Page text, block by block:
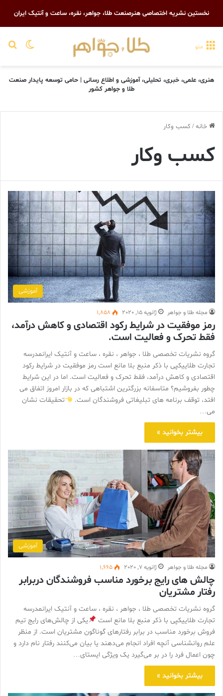
نخستین نشریه اختصاصی هنرصنعت طلا، جواهر، نقره، ساعت و آنتیک ایران
تغییر منو
هنری، علمی، خبری، تحلیلی، آموزشی و اطلاع رسانی | حامی توسعه پایدار صنعت
طلا و جواهر کشور
خانه/ کسب وکار
کسب وکار
آموزشی
مجله طلا و جواهر ژانویه 15, 2020 1,858
رمز موفقیت در شرایط رکود اقتصادی و کاهش درآمد،
فقط تحرک و فعالیت است.
گروه نشریات تخصصی طلا ، جواهر ، نقره ، ساعت و آنتیک ایرانمدرسه
تجارت طلاییکپی با ذکر منبع بلا مانع است رمز موفقیت در شرایط رکود
اقتصادی و کاهش درآمد، فقط تحرک و فعالیت است. اما در این شرایط
چطور بفروشیم؟ متاسفانه بزرگترین اشتباهی که در بازار امروز اتفاق می
افتد، توقف برنامه های تبلیغاتی فروشندگان است.
تحقیقات نشان
می…
بیشتر بخوانید »
آموزشی
مجله طلا و جواهر ژانویه 7, 2020 1,665
چالش های رایج برخورد مناسب فروشندگان دربرابر
رفتار مشتریان
گروه نشریات تخصصی طلا ، جواهر ، نقره ، ساعت و آنتیک ایرانمدرسه
تجارت طلاییکپی با ذکر منبع بلا مانع است
یکی از چالش‌های رایج تیم
فروش برخورد مناسب در برابر رفتارهای گوناگون مشتریان است. از منظر
علم روانشناسی آنچه افراد انجام می‌دهند یا بیان می‌کنند رفتار نام دارد و
چون اعمال فرد را در بر می‌گیرد یک ویژگی ایستای…
بیشتر بخوانید »